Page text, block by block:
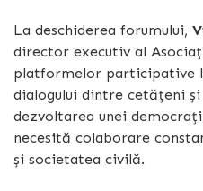
La deschiderea forumului,
director executiv al
platformelor participative
dialogului dintre cetățeni
dezvoltarea unei
necesită colaborare
și societatea civilă.